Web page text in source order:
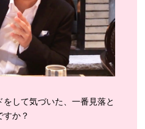
をして気づいた、一番見落と
すか？